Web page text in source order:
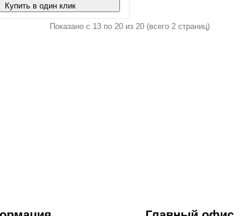
Купить в один клик
Показано с 13 по 20 из 20 (всего 2 страниц)